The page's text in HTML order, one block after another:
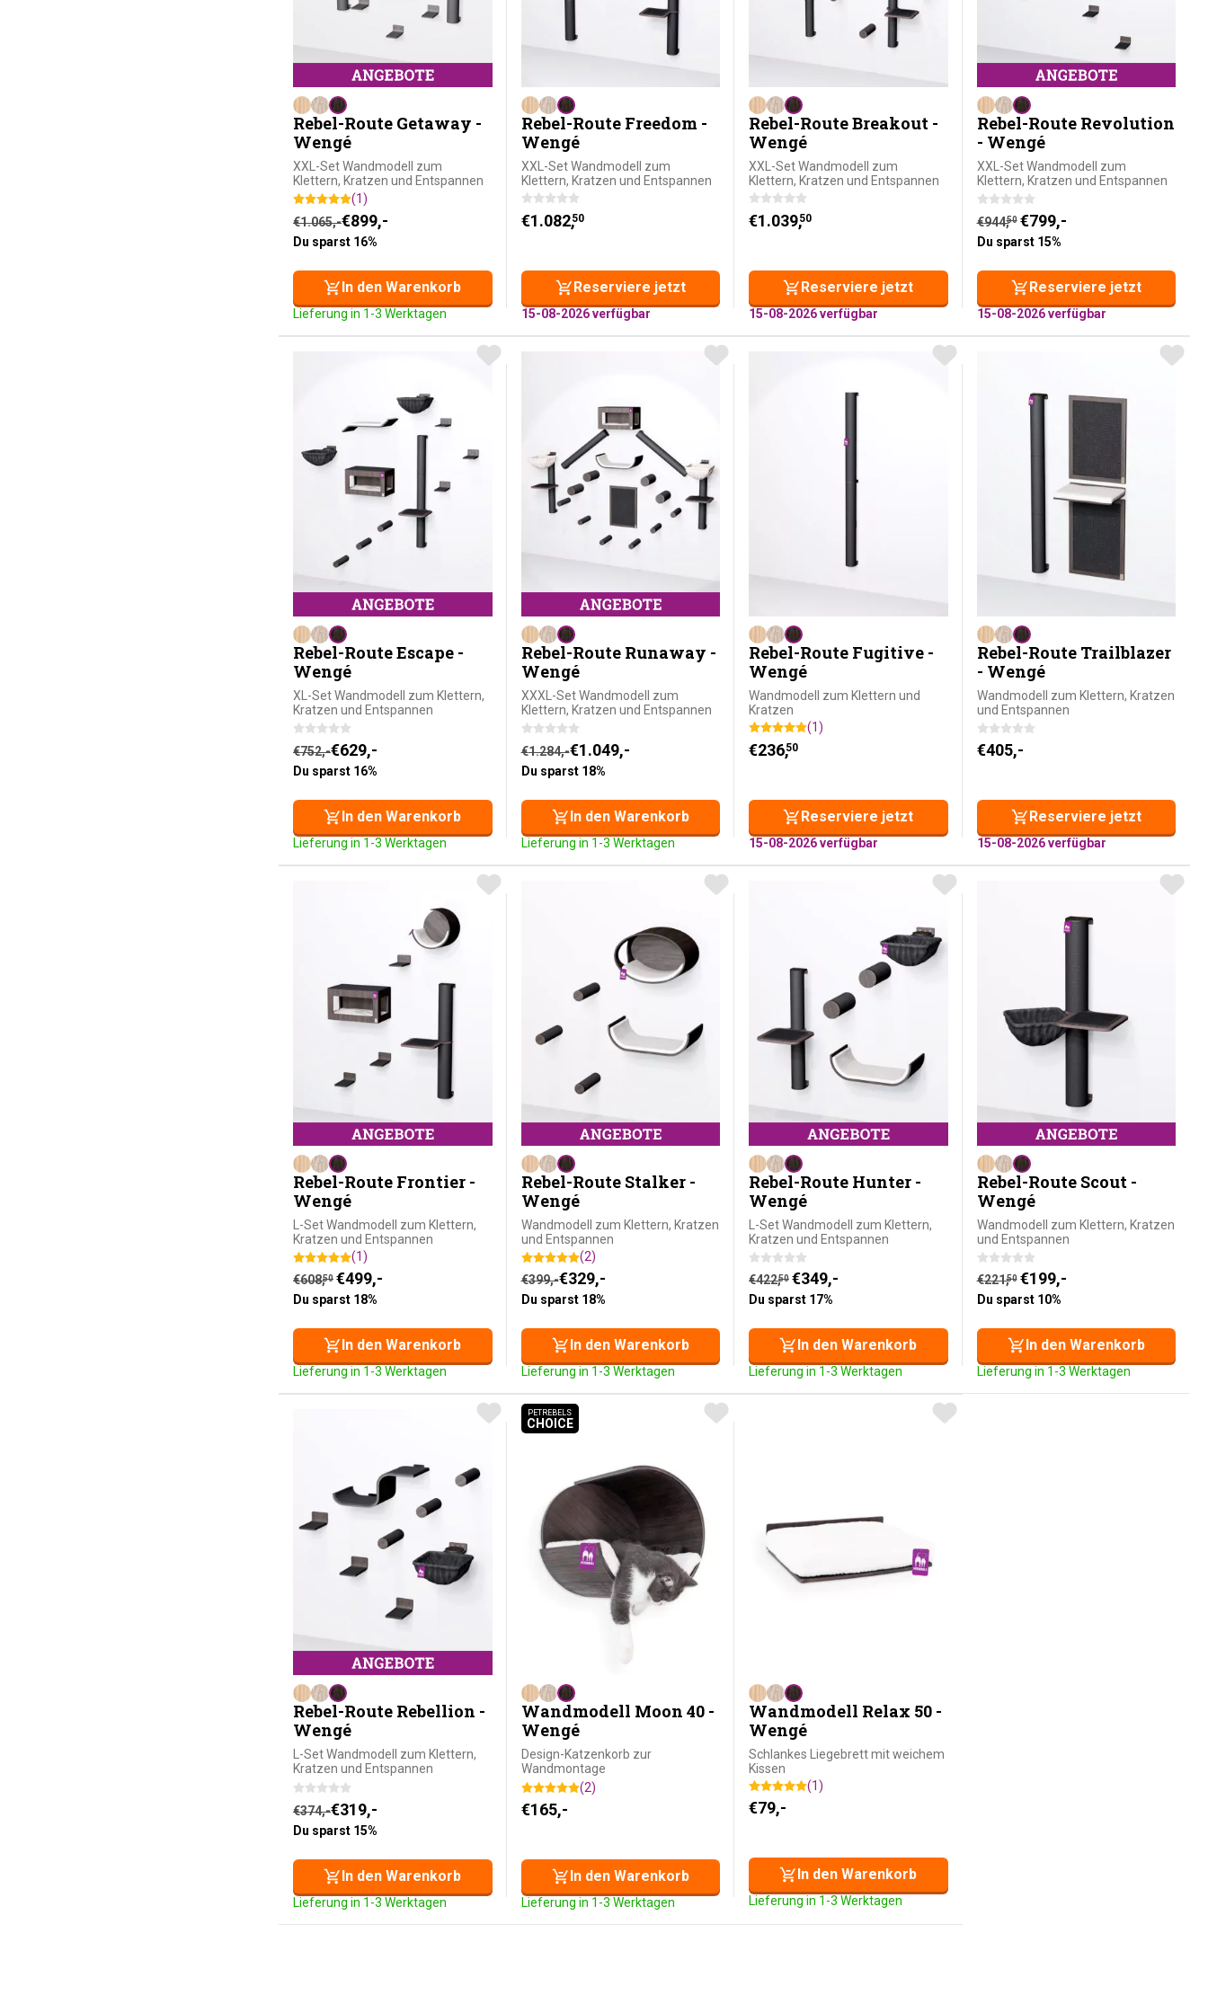
Rebel-Route Getaway -
Wengé
XXL-Set Wandmodell zum
Klettern, Kratzen und Entspannen
(1)
€1.065,-
Ursprünglicher Preis war: €1.065,-
€899,-
Aktueller Preis ist: €899,-.
Du sparst 16%
Lieferung in 1-3 Werktagen
In den Warenkorb
Rebel-Route Freedom -
Wengé
XXL-Set Wandmodell zum
Klettern, Kratzen und Entspannen
€1.082,50
15-08-2026 verfügbar
Reserviere jetzt
Rebel-Route Breakout -
Wengé
XXL-Set Wandmodell zum
Klettern, Kratzen und Entspannen
€1.039,50
15-08-2026 verfügbar
Reserviere jetzt
Rebel-Route Revolution
- Wengé
XXL-Set Wandmodell zum
Klettern, Kratzen und Entspannen
€944,50
Ursprünglicher Preis war: €944,
€799,-
Aktueller Preis ist: €799,-.
Du sparst 15%
15-08-2026 verfügbar
Reserviere jetzt
Rebel-Route Escape -
Wengé
XL-Set Wandmodell zum Klettern,
Kratzen und Entspannen
€752,-
Ursprünglicher Preis war: €752,-
€629,-
Aktueller Preis ist: €629,-.
Du sparst 16%
Lieferung in 1-3 Werktagen
In den Warenkorb
Rebel-Route Runaway -
Wengé
XXXL-Set Wandmodell zum
Klettern, Kratzen und Entspannen
€1.284,-
Ursprünglicher Preis war: €1.284,-
€1.049,-
Aktueller Preis ist: €1.049,-.
Du sparst 18%
Lieferung in 1-3 Werktagen
In den Warenkorb
Rebel-Route Fugitive -
Wengé
Wandmodell zum Klettern und
Kratzen
(1)
€236,50
15-08-2026 verfügbar
Reserviere jetzt
Rebel-Route Trailblazer
- Wengé
Wandmodell zum Klettern, Kratzen
und Entspannen
€405,-
15-08-2026 verfügbar
Reserviere jetzt
Rebel-Route Frontier -
Wengé
L-Set Wandmodell zum Klettern,
Kratzen und Entspannen
(1)
€608,50
Ursprünglicher Preis war: €608,50
€499,-
Aktueller Preis ist: €499,-.
Du sparst 18%
Lieferung in 1-3 Werktagen
In den Warenkorb
Rebel-Route Stalker -
Wengé
Wandmodell zum Klettern, Kratzen
und Entspannen
(2)
€399,-
Ursprünglicher Preis war: €399,-
€329,-
Aktueller Preis ist: €329,-.
Du sparst 18%
Lieferung in 1-3 Werktagen
In den Warenkorb
Rebel-Route Hunter -
Wengé
L-Set Wandmodell zum Klettern,
Kratzen und Entspannen
€422,50
Ursprünglicher Preis war: €422,50
€349,-
Aktueller Preis ist: €349,-.
Du sparst 17%
Lieferung in 1-3 Werktagen
In den Warenkorb
Rebel-Route Scout -
Wengé
Wandmodell zum Klettern, Kratzen
und Entspannen
€221,50
Ursprünglicher Preis war: €221,
€199,-
Aktueller Preis ist: €199,-.
Du sparst 10%
Lieferung in 1-3 Werktagen
In den Warenkorb
Rebel-Route Rebellion -
Wengé
L-Set Wandmodell zum Klettern,
Kratzen und Entspannen
€374,-
Ursprünglicher Preis war: €374,-
€319,-
Aktueller Preis ist: €319,-.
Du sparst 15%
Lieferung in 1-3 Werktagen
In den Warenkorb
PETREBELS
CHOICE
PETREBELS CHOICE
Wandmodell Moon 40 -
Wengé
Design-Katzenkorb zur
Wandmontage
(2)
€165,-
Lieferung in 1-3 Werktagen
In den Warenkorb
Wandmodell Relax 50 -
Wengé
Schlankes Liegebrett mit weichem
Kissen
(1)
€79,-
Lieferung in 1-3 Werktagen
In den Warenkorb